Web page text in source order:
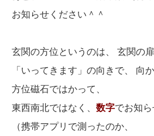
お知らせください＾＾
玄関の方位というのは、 玄関の
「いってきます」の向きで、 向
方位磁石ではかって、
東西南北ではなく、 数字でお知
（携帯アプリで測ったのか、